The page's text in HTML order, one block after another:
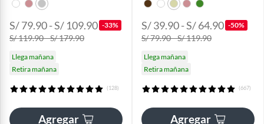
S/ 79.90 - S/ 109.90 -33%
S/ 119.90 - S/ 179.90
Llega mañana
Retira mañana
(128)
Agregar
S/ 39.90 - S/ 64.90 -50%
S/ 79.90 - S/ 119.90
Llega mañana
Retira mañana
(667)
Agregar